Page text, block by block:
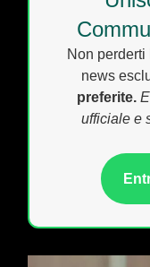
Non perderti
news
preferite.
ufficiale e